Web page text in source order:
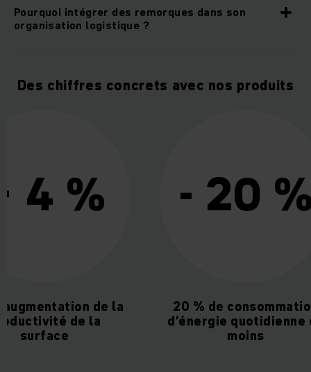
Pourquoi intégrer des remorques dans son
organisation logistique ?
Des chiffres concrets avec nos produits
%
de la
de la
- 20 %
20 % de consommation
d’énergie quotidienne en
moins